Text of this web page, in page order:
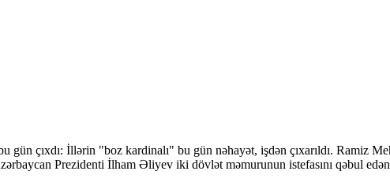
gün çıxdı: İllərin "boz kardinalı" bu gün nəhayət, işdən çıxarıldı. Ramiz
Prezidenti İlham Əliyev iki dövlət məmurunun istefasını qəbul